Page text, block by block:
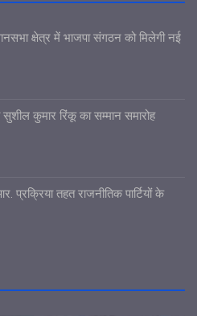
क्षेत्र में भाजपा संगठन को मिलेगी नई
सुशील कुमार रिंकू का सम्मान समारोह
प्रक्रिया तहत राजनीतिक पार्टियों के